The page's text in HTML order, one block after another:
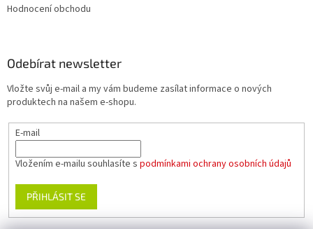
Hodnocení obchodu
Odebírat newsletter
Vložte svůj e-mail a my vám budeme zasílat informace o nových
produktech na našem e-shopu.
E-mail
Vložením e-mailu souhlasíte s podmínkami ochrany osobních údajů
PŘIHLÁSIT SE